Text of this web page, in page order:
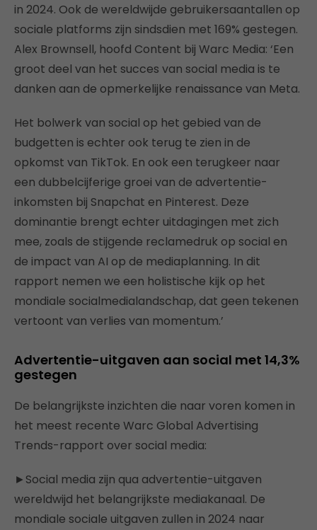
in 2024. Ook de wereldwijde gebruikersaantallen op
sociale platforms zijn sindsdien met 169% gestegen.
Alex Brownsell, hoofd Content bij Warc Media: ‘Een
groot deel van het succes van social media is te
danken aan de opmerkelijke renaissance van Meta.
Het bolwerk van social op het gebied van de
budgetten is echter ook terug te zien in de
opkomst van TikTok. En ook een terugkeer naar
een dubbelcijferige groei van de advertentie-
inkomsten bij Snapchat en Pinterest. Deze
dominantie brengt echter uitdagingen met zich
mee, zoals de stijgende reclamedruk op social en
de impact van AI op de mediaplanning. In dit
rapport nemen we een holistische kijk op het
mondiale socialmedialandschap, dat geen tekenen
vertoont van verlies van momentum.’
Advertentie-uitgaven aan social met 14,3%
gestegen
De belangrijkste inzichten die naar voren komen in
het meest recente Warc Global Advertising
Trends-rapport over social media:
►Social media zijn qua advertentie-uitgaven
wereldwijd het belangrijkste mediakanaal. De
mondiale sociale uitgaven zullen in 2024 naar